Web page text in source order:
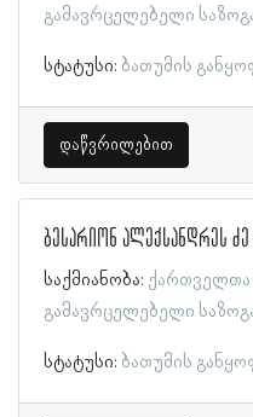
გამავრცელებელი
სტატუსი: ბათუმის
დაწვრილებით
ბესარიონ ალექსანდრეს
საქმიანობა: ქართველთა
გამავრცელებელი
სტატუსი: ბათუმის